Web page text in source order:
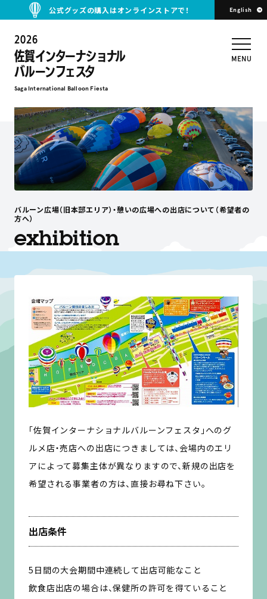
公式グッズの購入はオンラインストアで！ English
2026
佐賀インターナショナル
バルーンフェスタ
Saga International Balloon Fiesta
MENU
バルーン広場（旧本部エリア）・憩いの広場への出店について（希望者の
方へ）
exhibition
「佐賀インターナショナルバルーンフェスタ」へのグ
ルメ店・売店への出店につきましては、会場内のエリ
アによって募集主体が異なりますので、新規の出店を
希望される事業者の方は、直接お尋ね下さい。
出店条件
5日間の大会期間中連続して出店可能なこと
飲食店出店の場合は、保健所の許可を得ていること